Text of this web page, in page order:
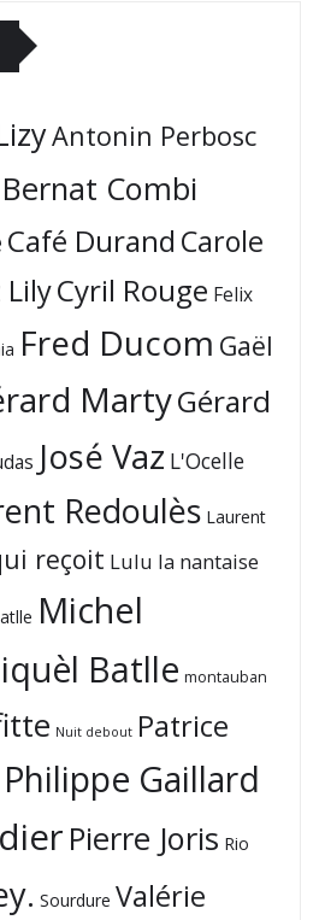
Antonin Perbosc
Bernat Combi
Café Durand Carole
LilyCyril Rouge Felix
Fred Ducom Gaël
MartyGérard
José Vaz L'Ocelle
Redoulès Laurent
reçoit Lulu la nantaise
Michel
Batlle montauban
Nuit debout Patrice
Philippe Gaillard
Pierre Joris Rio
Sourdure Valérie